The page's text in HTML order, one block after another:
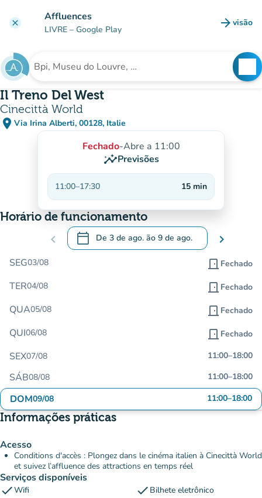
clear Affluences
LIVRE – Google Play arrow_forward visão
(novo
Procura uma instituição
Il Treno Del West
Cinecittà World
place Via Irina Alberti, 00128, Italie
(abrir no Google Maps)
(novo separador)
Fechado-Abre a 11:00
insightsPrevisões
11:00–17:30 15 min
Horário de funcionamento
chevron_left calendar_today De 3 de ago. ão 9 de ago.
.Abra o calendário para alterar as datas
chevron_right
SEG03/08 door_front Fechado
TER04/08 door_front Fechado
QUA05/08 door_front Fechado
QUI06/08 door_front Fechado
SEX07/08 11:00–18:00
SÁB08/08 11:00–18:00
DOM09/08 11:00–18:00
Informações práticas
Acesso
Conditions d'accès : Plongez dans le cinéma italien à Cinecittà World
et suivez l’affluence des attractions en temps réel
Serviços disponíveis
checkWifi check Bilhete eletrônico